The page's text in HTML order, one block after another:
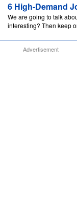
6 High-Demand
We are going to talk
interesting? Then keep
Advertisement